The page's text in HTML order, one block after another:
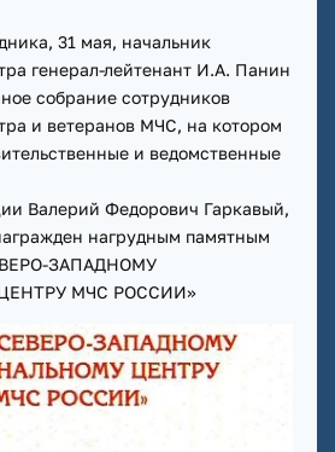
31 мая, начальник
генерал-лейтенант И.А. Панин
собрание сотрудников
и ветеранов МЧС, на котором
и ведомственные
Валерий Федорович Гаркавый,
нагрудным памятным
ЗАПАДНОМУ
МЧС РОССИИ»